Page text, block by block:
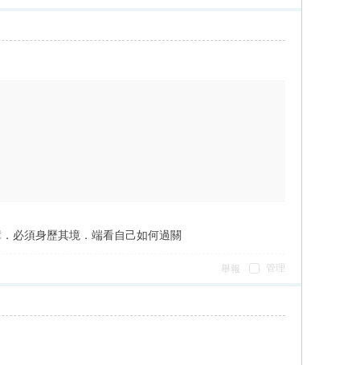
必須身歷其境．端看自己如何過關
管理
舉報